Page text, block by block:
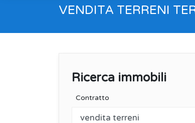
VENDITA TERRENI
Ricerca immobili
Contratto